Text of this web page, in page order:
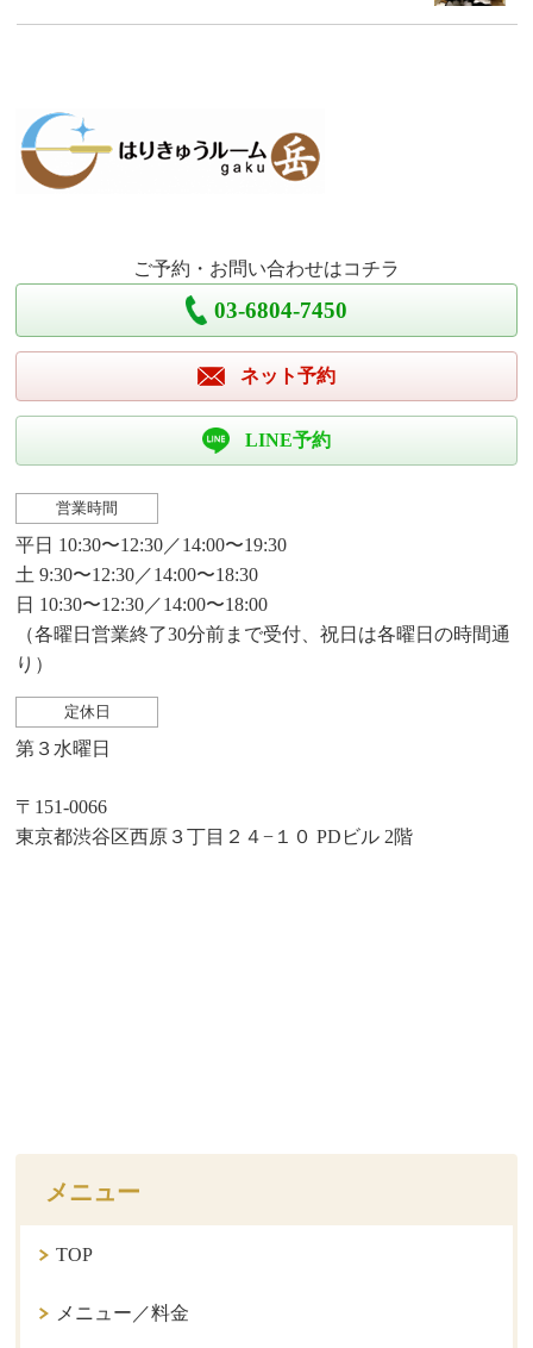
ご予約・お問い合わせはコチラ
03-6804-7450
ネット予約
LINE予約
営業時間
平日 10:30〜12:30／14:00〜19:30
土 9:30〜12:30／14:00〜18:30
日 10:30〜12:30／14:00〜18:00
（各曜日営業終了30分前まで受付、祝日は各曜日の時間通
り）
定休日
第３水曜日
〒151-0066
東京都渋谷区西原３丁目２４−１０ PDビル 2階
メニュー
TOP
メニュー／料金